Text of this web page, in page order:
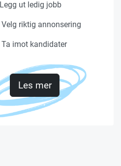
Legg ut ledig jobb
Velg riktig annonsering
Ta imot kandidater
Les mer